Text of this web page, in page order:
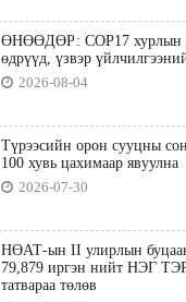
ӨНӨӨДӨР: COP17 хурлын
өдрүүд, үзвэр
2026-08-04
Түрээсийн орон сууцны
100 хувь цахимаар явуулна
2026-07-30
НӨАТ-ын II улирлын
79,879 иргэн нийт НЭГ
татвараа төлөв